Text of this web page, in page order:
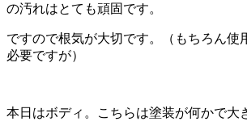
の汚れはとても頑固です。
ですので根気が大切です。（もちろん使
必要ですが）
本日はボディ。こちらは塗装が何かで大